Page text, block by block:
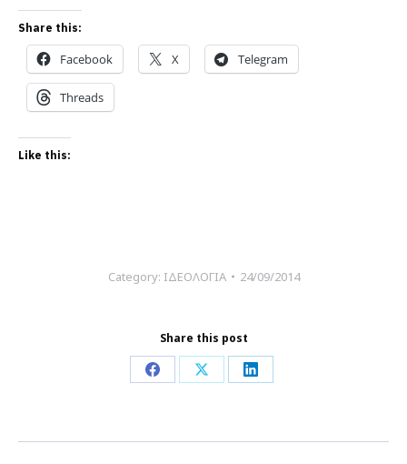
Share this:
Facebook X Telegram
Threads
Like this:
Category: ΙΔΕΟΛΟΓΙΑ 24/09/2014
Share this post
Share
Facebook
Share
X
Share
LinkedIn